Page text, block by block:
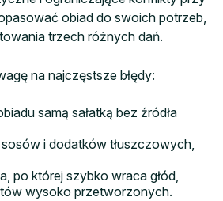
obiad do swoich potrzeb,
trzech różnych dań.
na najczęstsze błędy:
samą sałatką bez źródła
i dodatków tłuszczowych,
po której szybko wraca głód,
wysoko przetworzonych.